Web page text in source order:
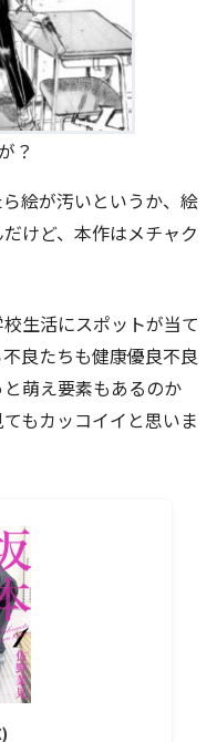
？
絵が汚いというか、絵
けど、本作はメチャク
生活にスポットが当て
良たちも健康優良不良
萌え要素もあるのか
もカッコイイと思いま